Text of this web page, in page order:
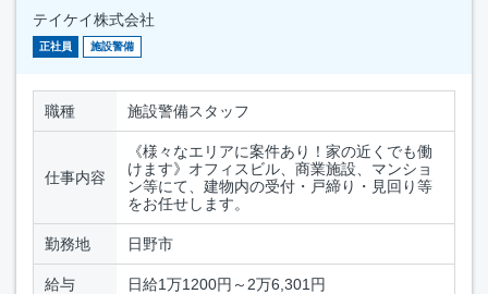
テイケイ株式会社
正社員 施設警備
職種 施設警備スタッフ
仕事内容
《様々なエリアに案件あり！家の近くでも働
けます》オフィスビル、商業施設、マンショ
ン等にて、建物内の受付・戸締り・見回り等
をお任せします。
勤務地 日野市
給与 日給1万1200円～2万6,301円